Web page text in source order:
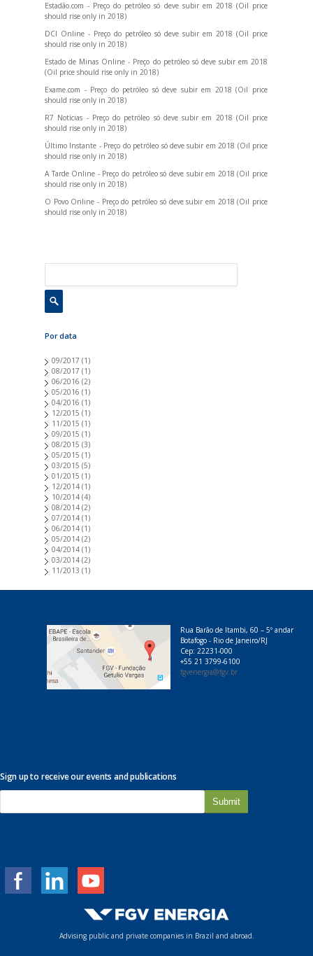
Estadão.com - Preço do petróleo só deve subir em 2018 (Oil price
should rise only in 2018)
DCI Online - Preço do petróleo só deve subir em 2018 (Oil price
should rise only in 2018)
Estado de Minas Online - Preço do petróleo só deve subir em 2018
(Oil price should rise only in 2018)
Exame.com - Preço do petróleo só deve subir em 2018 (Oil price
should rise only in 2018)
R7 Notícias - Preço do petróleo só deve subir em 2018 (Oil price
should rise only in 2018)
Último Instante - Preço do petróleo só deve subir em 2018 (Oil price
should rise only in 2018)
A Tarde Online - Preço do petróleo só deve subir em 2018 (Oil price
should rise only in 2018)
O Povo Online - Preço do petróleo só deve subir em 2018 (Oil price
should rise only in 2018)
Por data
09/2017 (1)
08/2017 (1)
06/2016 (2)
05/2016 (1)
04/2016 (1)
12/2015 (1)
11/2015 (1)
09/2015 (1)
08/2015 (3)
05/2015 (1)
03/2015 (5)
01/2015 (1)
12/2014 (1)
10/2014 (4)
08/2014 (2)
07/2014 (1)
06/2014 (1)
05/2014 (2)
04/2014 (1)
03/2014 (2)
11/2013 (1)
Rua Barão de Itambi, 60 – 5º andar
Botafogo - Rio de Janeiro/RJ
Cep: 22231-000
+55 21 3799-6100
fgvenergia@fgv.br
Sign up to receive our events and publications
m
Advising public and private companies in Brazil and abroad.